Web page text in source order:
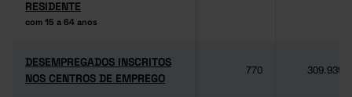
RESIDENTE
com 15 a 64 anos
RESIDENTE
com 15 a 64 anos
DESEMPREGADOS INSCRITOS
NOS CENTROS DE EMPREGO
DESEMPREGADOS INSCRITOS
NOS CENTROS DE EMPREGO
770 309.939